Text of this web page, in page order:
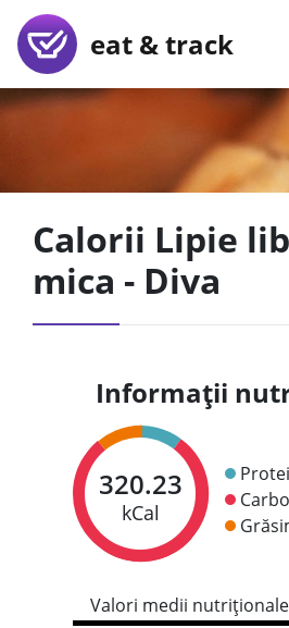
eat & track
Calorii Lipie
mica - Diva
Informații
320.23
kCal
Valori medii